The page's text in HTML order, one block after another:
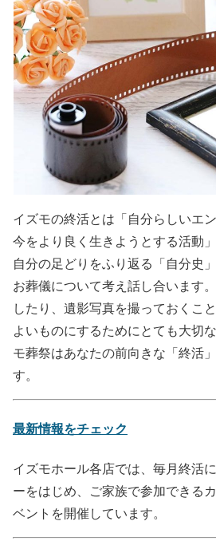
イズモの終活とは「自分らしいエ
今をより良く生きようとする活動
自分の足どりをふり返る「自分史
お葬儀について考え話し合います
したり、遺影写真を撮っておくこ
よいものにするためにとても大切
モ葬祭はあなたの前向きな「終活
す。
最新情報をチェック
イズモホール各店では、毎月終活
ーをはじめ、ご家族で参加できる
ベントを開催しています。